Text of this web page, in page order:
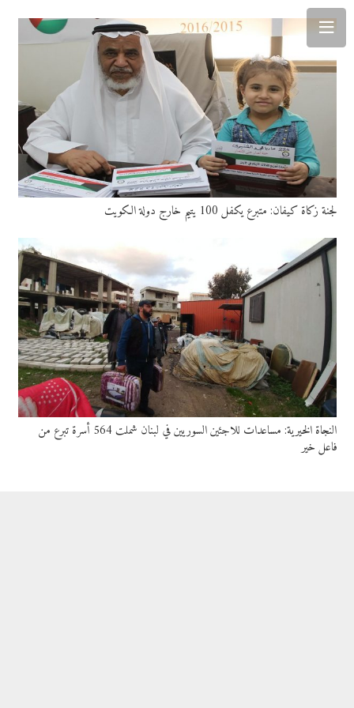
لجنة زكاة كيفان: متبرع يكفل 100 يتيم خارج دولة الكويت
النجاة الخيرية: مساعدات للاجئين السوريين في لبنان شملت 564 أسرة تبرع من
فاعل خير